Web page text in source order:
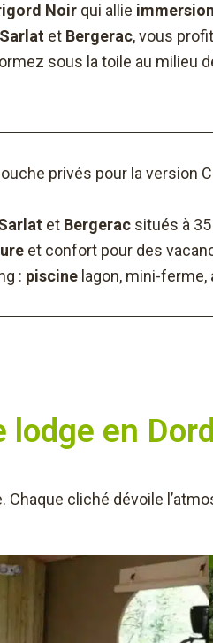
Noirqui allie
et Bergerac, vous
sous la toile au milieu
privés pour la version
et Bergeracsitués à
et confort pour des
: piscinelagon, mini-ferme,
en
cliché dévoile